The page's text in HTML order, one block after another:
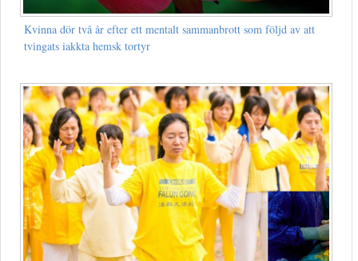
Kvinna dör två år efter ett mentalt sammanbrott som följd av att
tvingats iakkta hemsk tortyr